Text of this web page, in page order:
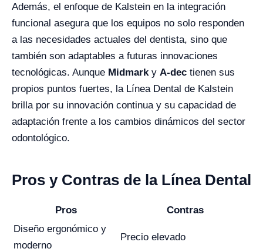
Además, el enfoque de Kalstein en la integración
funcional asegura que los equipos no solo responden
a las necesidades actuales del dentista, sino que
también son adaptables a futuras innovaciones
tecnológicas. Aunque Midmarky A-dec tienen sus
propios puntos fuertes, la Línea Dental de Kalstein
brilla por su innovación continua y su capacidad de
adaptación frente a los cambios dinámicos del sector
odontológico.
Pros y Contras de la Línea Dental
Pros
Contras
Diseño ergonómico y
moderno
Precio elevado